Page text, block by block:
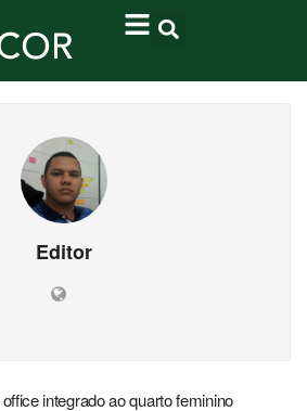
Editor
integrado ao quarto feminino